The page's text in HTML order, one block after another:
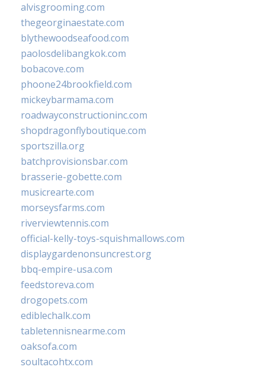
alvisgrooming.com
thegeorginaestate.com
blythewoodseafood.com
paolosdelibangkok.com
bobacove.com
phoone24brookfield.com
mickeybarmama.com
roadwayconstructioninc.com
shopdragonflyboutique.com
sportszilla.org
batchprovisionsbar.com
brasserie-gobette.com
musicrearte.com
morseysfarms.com
riverviewtennis.com
official-kelly-toys-squishmallows.com
displaygardenonsuncrest.org
bbq-empire-usa.com
feedstoreva.com
drogopets.com
ediblechalk.com
tabletennisnearme.com
oaksofa.com
soultacohtx.com